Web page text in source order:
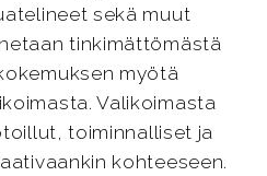
sekä muut
tinkimättömästä
myötä
Valikoimasta
toiminnalliset ja
kohteeseen.